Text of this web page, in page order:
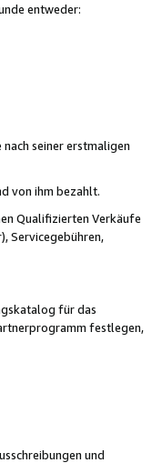
entweder:
seiner erstmaligen
von ihm bezahlt.
Qualifizierten Verkäufe
Servicegebühren,
für das
festlegen,
und